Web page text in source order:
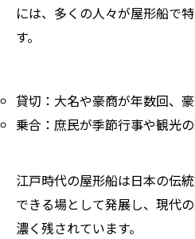
には、多くの人々が屋形船で
す。
貸切：大名や豪商が年数回、
乗合：庶民が季節行事や観光
江戸時代の屋形船は日本の伝
できる場として発展し、現代
濃く残されています。